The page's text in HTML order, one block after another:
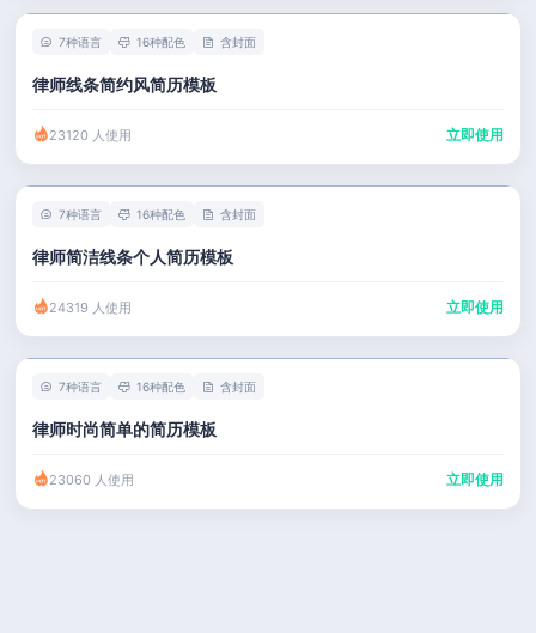
7种语言 16种配色 含封面
律师线条简约风简历模板
23120 人使用 立即使用
7种语言 16种配色 含封面
律师简洁线条个人简历模板
24319 人使用 立即使用
7种语言 16种配色 含封面
律师时尚简单的简历模板
23060 人使用 立即使用